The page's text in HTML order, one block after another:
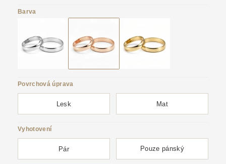
Barva
Povrchová úprava
Lesk Mat
Vyhotovení
Pár Pouze pánský